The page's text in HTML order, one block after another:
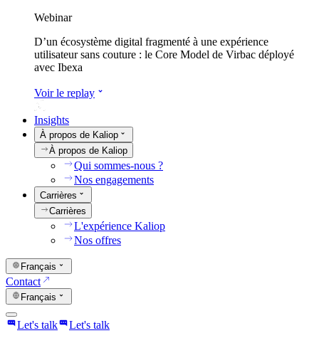
Webinar
D’un écosystème digital fragmenté à une expérience
utilisateur sans couture : le Core Model de Virbac déployé
avec Ibexa
Voir le replay
Insights
À propos de Kaliop
À propos de Kaliop
Qui sommes-nous ?
Nos engagements
Carrières
Carrières
L'expérience Kaliop
Nos offres
Français
Contact
Français
Let's talk Let's talk